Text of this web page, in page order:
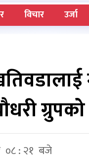
विचार उर्जा
०८ : २१ बजे